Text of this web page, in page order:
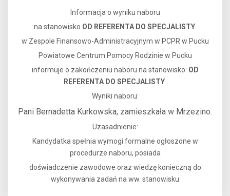
Informacja o wyniku naboru
na stanowisko OD REFERENTA DO SPECJALISTY
w Zespole Finansowo-Administracyjnym w PCPR w Pucku
Powiatowe Centrum Pomocy Rodzinie w Pucku
informuje o zakończeniu naboru na stanowisko: OD
REFERENTA DO SPECJALISTY
Wyniki naboru:
Pani Bernadetta Kurkowska, zamieszkała w Mrzezino.
Uzasadnienie:
Kandydatka spełnia wymogi formalne ogłoszone w
procedurze naboru, posiada
doświadczenie zawodowe oraz wiedzę konieczną do
wykonywania zadań na ww. stanowisku